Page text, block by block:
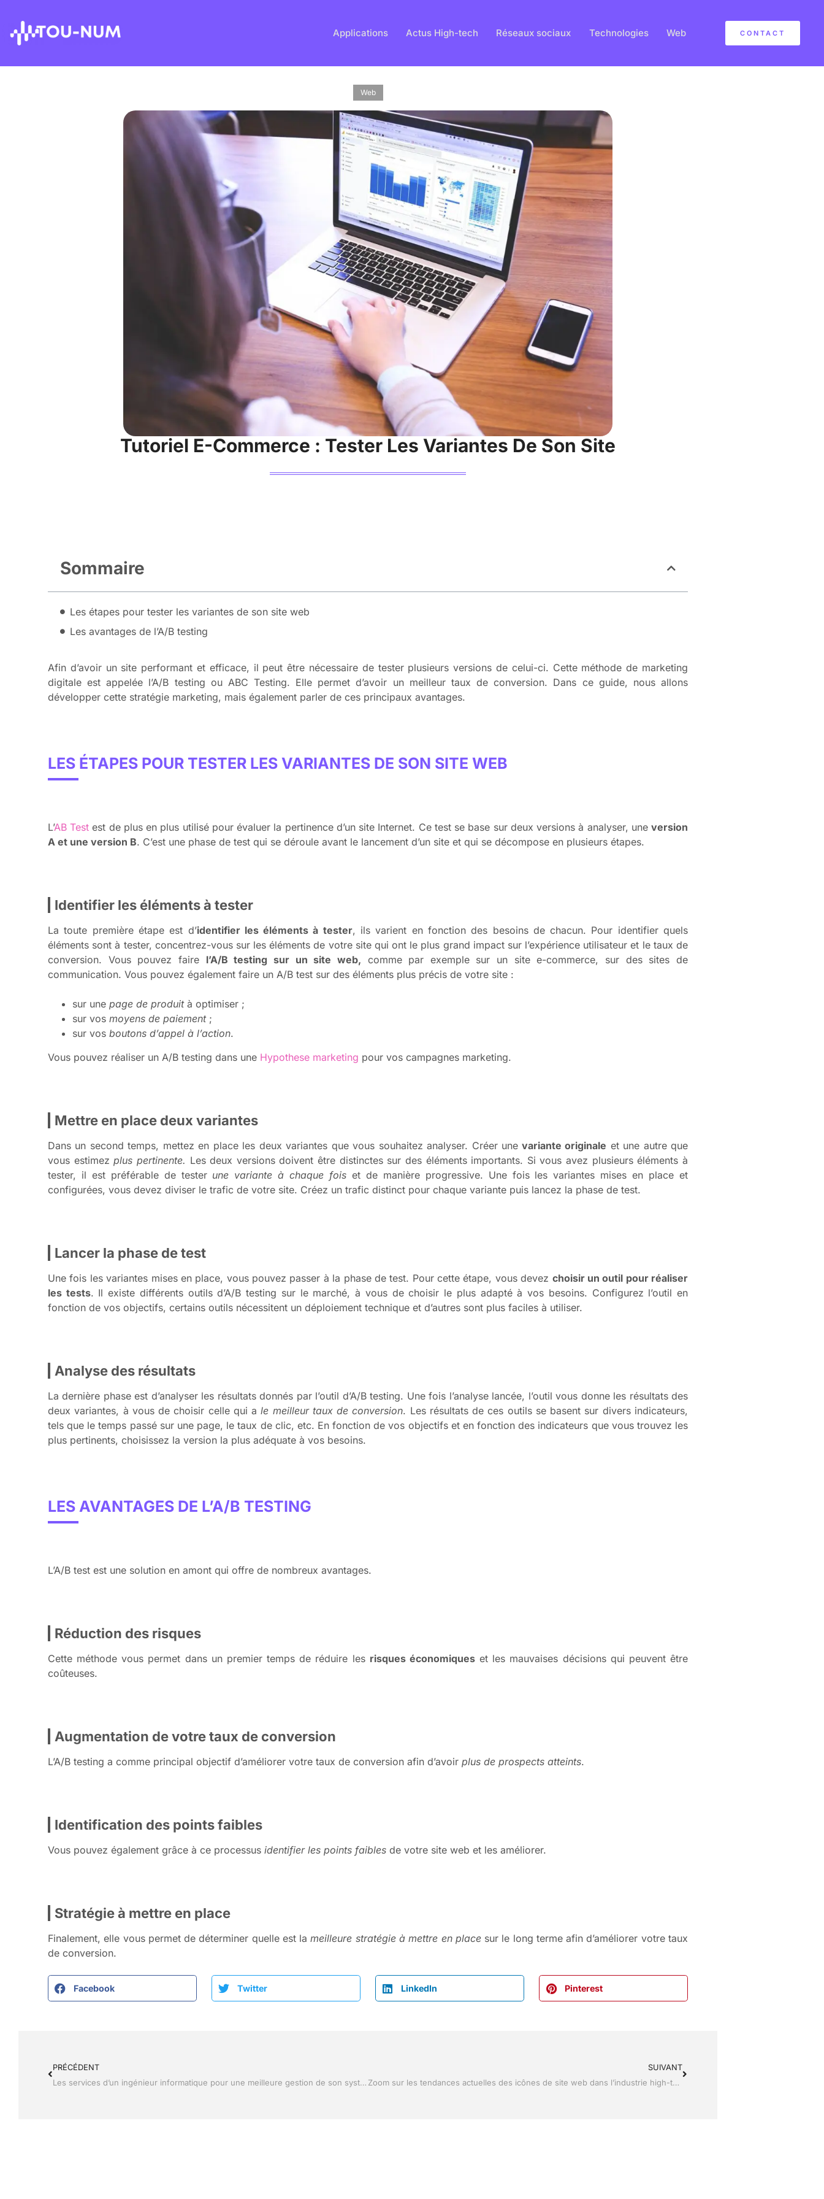
Applications Actus High-tech Réseaux sociaux Technologies Web CONTACT
Web
Tutoriel E-Commerce : Tester Les Variantes De Son Site
Sommaire
Les étapes pour tester les variantes de son site web
Les avantages de l’A/B testing
Afin d’avoir un site performant et efficace, il peut être nécessaire de tester plusieurs versions de celui-ci. Cette méthode de marketing
digitale est appelée l’A/B testing ou ABC Testing. Elle permet d’avoir un meilleur taux de conversion. Dans ce guide, nous allons
développer cette stratégie marketing, mais également parler de ces principaux avantages.
LES ÉTAPES POUR TESTER LES VARIANTES DE SON SITE WEB
L’AB Test est de plus en plus utilisé pour évaluer la pertinence d’un site Internet. Ce test se base sur deux versions à analyser, uneversion
A et une version B. C’est une phase de test qui se déroule avant le lancement d’un site et qui se décompose en plusieurs étapes.
Identifier les éléments à tester
La toute première étape est d’identifier les éléments à tester, ils varient en fonction des besoins de chacun. Pour identifier quels
éléments sont à tester, concentrez-vous sur les éléments de votre site qui ont le plus grand impact sur l’expérience utilisateur et le taux de
conversion. Vous pouvez faire l’A/B testing sur un site web, comme par exemple sur un site e-commerce, sur des sites de
communication. Vous pouvez également faire un A/B test sur des éléments plus précis de votre site :
sur une page de produit à optimiser ;
sur vos moyens de paiement;
sur vos boutons d’appel à l’action.
Vous pouvez réaliser un A/B testing dans une Hypothese marketing pour vos campagnes marketing.
Mettre en place deux variantes
Dans un second temps, mettez en place les deux variantes que vous souhaitez analyser. Créer une variante originale et une autre que
vous estimezplus pertinente. Les deux versions doivent être distinctes sur des éléments importants. Si vous avez plusieurs éléments à
tester, il est préférable de tester une variante à chaque fois et de manière progressive. Une fois les variantes mises en place et
configurées, vous devez diviser le trafic de votre site. Créez un trafic distinct pour chaque variante puis lancez la phase de test.
Lancer la phase de test
Une fois les variantes mises en place, vous pouvez passer à la phase de test. Pour cette étape, vous devez choisir un outil pour réaliser
les tests. Il existe différents outils d’A/B testing sur le marché, à vous de choisir le plus adapté à vos besoins. Configurez l’outil en
fonction de vos objectifs, certains outils nécessitent un déploiement technique et d’autres sont plus faciles à utiliser.
Analyse des résultats
La dernière phase est d’analyser les résultats donnés par l’outil d’A/B testing. Une fois l’analyse lancée, l’outil vous donne les résultats des
deux variantes, à vous de choisir celle qui ale meilleur taux de conversion. Les résultats de ces outils se basent sur divers indicateurs,
tels que le temps passé sur une page, le taux de clic, etc. En fonction de vos objectifs et en fonction des indicateurs que vous trouvez les
plus pertinents, choisissez la version la plus adéquate à vos besoins.
LES AVANTAGES DE L’A/B TESTING
L’A/B test est une solution en amont qui offre de nombreux avantages.
Réduction des risques
Cette méthode vous permet dans un premier temps de réduire les risques économiqueset les mauvaises décisions qui peuvent être
coûteuses.
Augmentation de votre taux de conversion
L’A/B testing a comme principal objectif d’améliorer votre taux de conversion afin d’avoir plus de prospects atteints.
Identification des points faibles
Vous pouvez également grâce à ce processus identifier les points faibles de votre site web et les améliorer.
Stratégie à mettre en place
Finalement, elle vous permet de déterminer quelle est lameilleure stratégie à mettre en placesur le long terme afin d’améliorer votre taux
de conversion.
Facebook Twitter LinkedIn Pinterest
PRÉCÉDENT
Les services d’un ingénieur informatique pour une meilleure gestion de son système d’information
SUIVANT
Zoom sur les tendances actuelles des icônes de site web dans l’industrie high-tech